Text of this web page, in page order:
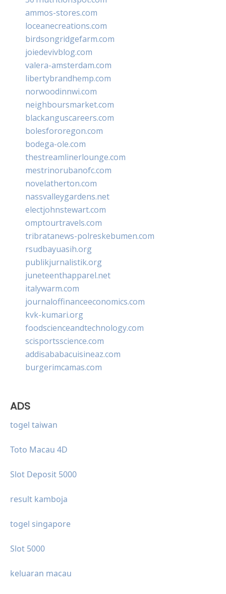
ammos-stores.com
loceanecreations.com
birdsongridgefarm.com
joiedevivblog.com
valera-amsterdam.com
libertybrandhemp.com
norwoodinnwi.com
neighboursmarket.com
blackanguscareers.com
bolesfororegon.com
bodega-ole.com
thestreamlinerlounge.com
mestrinorubanofc.com
novelatherton.com
nassvalleygardens.net
electjohnstewart.com
omptourtravels.com
tribratanews-polreskebumen.com
rsudbayuasih.org
publikjurnalistik.org
juneteenthapparel.net
italywarm.com
journaloffinanceeconomics.com
kvk-kumari.org
foodscienceandtechnology.com
scisportsscience.com
addisababacuisineaz.com
burgerimcamas.com
ADS
togel taiwan
Toto Macau 4D
Slot Deposit 5000
result kamboja
togel singapore
Slot 5000
keluaran macau